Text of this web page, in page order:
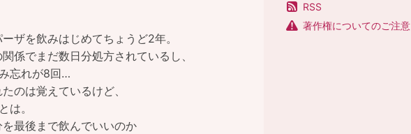
ザを飲みはじめてちょうど2年。
係でまだ数日分処方されているし、
忘れが8回…
のは覚えているけど、
は。
最後まで飲んでいいのか
RSS
著作権についてのご注意